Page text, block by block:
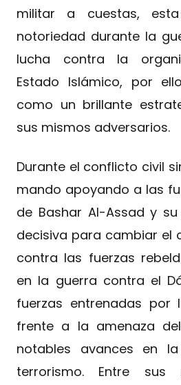
militar a cuestas,
notoriedad durante la
lucha contra la
Estado Islámico, por
como un brillante
sus mismos adversarios.
Durante el conflicto civil
mando apoyando a las
de Bashar Al-Assad y
decisiva para cambiar el
contra las fuerzas
en la guerra contra el
fuerzas entrenadas por
frente a la amenaza del
notables avances en
terrorismo. Entre sus